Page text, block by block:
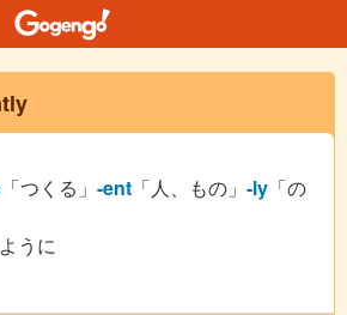
「つくる」 -ent 「人、もの」 -ly 「の
うに